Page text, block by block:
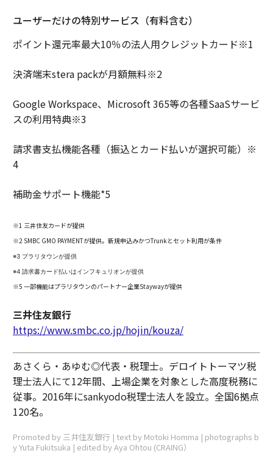
ユーザーだけの特別サービス（有料含む）
ポイント還元率最大10％の法人用クレジットカード※1
決済端末stera packが月額無料※2
Google Workspace、Microsoft 365等の各種SaaSサービ
スの利用特典※3
請求書支払機能各種（振込とカード払いが選択可能）※
4
補助金サポート機能*5
※1 三井住友カードが提供
※2 SMBC GMO PAYMENTが提供。新規申込みかつTrunkとセット利用が条件
※3 プラリタウンが提供
※4 請求書カード払いはインフキュリオンが提供
※5 一部機能はプラリタウンのパートナー企業Staywayが提供
三井住友銀行
https://www.smbc.co.jp/hojin/kouza/
あさくら・あゆむ◎代表・税理士。デロイトトーマツ税
理士法人にて12年間、上場企業を対象とした高度税務に
従事。2016年にsankyodo税理士法人を設立。全国6拠点
120名。
Promoted by 三井住友銀行 | text by Motoki Homma | photographs b
y Yuta Fukitsuka | edited by Aya Ohtou (CRAING）